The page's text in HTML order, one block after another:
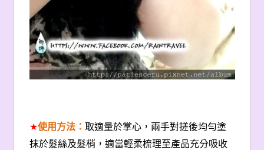
★使用方法： 取適量於掌心，兩手對搓後均勻塗
抹於髮絲及髮梢，適當輕柔梳理至產品充分吸收